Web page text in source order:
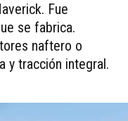
Fue
se fabrica.
naftero o
y tracción integral.